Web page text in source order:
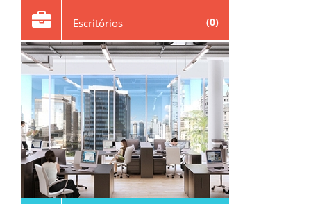
Escritórios (0)